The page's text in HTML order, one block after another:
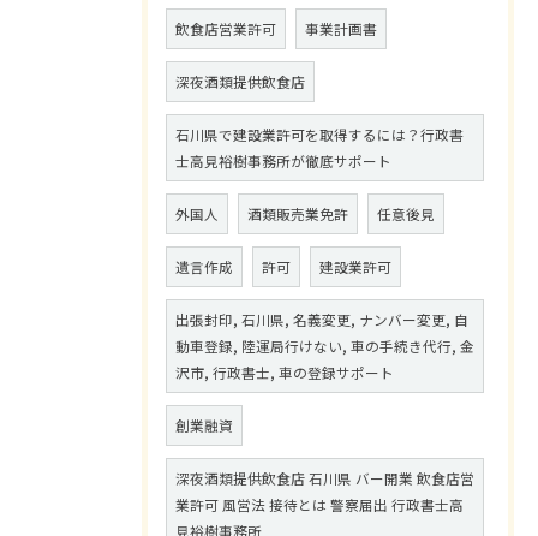
飲食店営業許可 事業計画書
深夜酒類提供飲食店
石川県で建設業許可を取得するには？行政書
士高見裕樹事務所が徹底サポート
外国人 酒類販売業免許 任意後見
遺言作成 許可 建設業許可
出張封印, 石川県, 名義変更, ナンバー変更, 自
動車登録, 陸運局行けない, 車の手続き代行, 金
沢市, 行政書士, 車の登録サポート
創業融資
深夜酒類提供飲食店 石川県 バー開業 飲食店営
業許可 風営法 接待とは 警察届出 行政書士高
見裕樹事務所